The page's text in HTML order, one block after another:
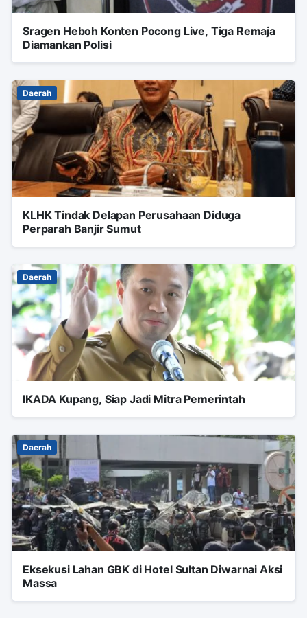
Sragen Heboh Konten Pocong Live, Tiga Remaja
Diamankan Polisi
Daerah
KLHK Tindak Delapan Perusahaan Diduga
Perparah Banjir Sumut
Daerah
IKADA Kupang, Siap Jadi Mitra Pemerintah
Daerah
Eksekusi Lahan GBK di Hotel Sultan Diwarnai Aksi
Massa